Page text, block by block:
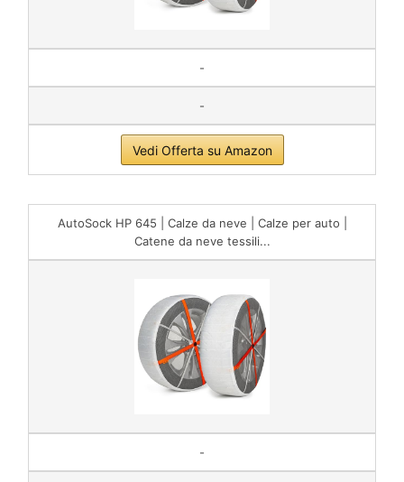
-
-
Vedi Offerta su Amazon
AutoSock HP 645 | Calze da neve | Calze per auto |
Catene da neve tessili...
-